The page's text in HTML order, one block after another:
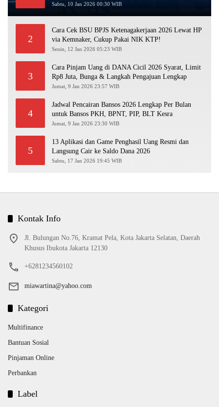
Sabtu, 10 Jan 2026 00:30 WIB
2
Cara Cek BSU BPJS Ketenagakerjaan 2026 Lewat HP
via Kemnaker, Cukup Pakai NIK KTP!
Senin, 12 Jan 2026 05:23 WIB
3
Cara Pinjam Uang di DANA Cicil 2026 Syarat, Limit
Rp8 Juta, Bunga & Langkah Pengajuan Lengkap
Jumat, 9 Jan 2026 23:57 WIB
4
Jadwal Pencairan Bansos 2026 Lengkap Per Bulan
untuk Bansos PKH, BPNT, PIP, BLT Kesra
Jumat, 9 Jan 2026 23:30 WIB
5
13 Aplikasi dan Game Penghasil Uang Resmi dan
Langsung Cair ke Saldo Dana 2026
Sabtu, 17 Jan 2026 19:45 WIB
Kontak Info
Jl. Bulungan No.76, Kramat Pela, Kota Jakarta Selatan, Daerah
Khusus Ibukota Jakarta 12130
+6281234560102
miawartina@yahoo.com
Kategori
Multifinance
Bantuan Sosial
Pinjaman Online
Perbankan
Label